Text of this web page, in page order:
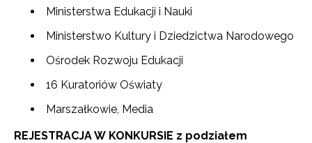
Ministerstwa Edukacji i Nauki
Ministerstwo Kultury i Dziedzictwa Narodowego
Ośrodek Rozwoju Edukacji
16 Kuratoriów Oświaty
Marszałkowie, Media
REJESTRACJA W KONKURSIE z podziałem